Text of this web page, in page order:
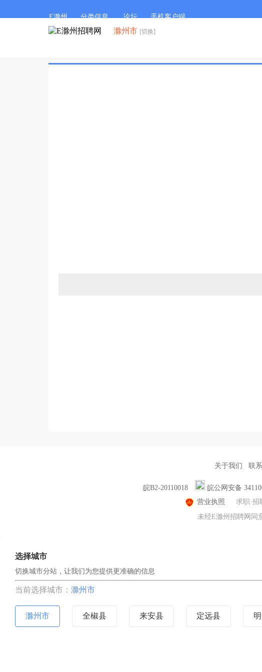
E滁州 分类信息 论坛 手机客户端
滁州市 [切换]
关于我们 联
皖B2-20110018 皖公网安备
营业执照
求职·招
未经E滁州招聘网同
选择城市
切换城市分站，让我们为您提供更准确的信息
当前选择城市： 滁州市
滁州市 全椒县 来安县 定远县